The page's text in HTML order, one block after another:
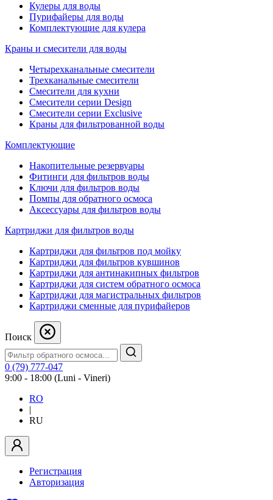
Кулеры для воды
Пурифайеры для воды
Комплектующие для кулера
Краны и смесители для воды
Четырехканальные смесители
Трехканальные смесители
Смесители для кухни
Смесители серии Design
Смесители серии Exclusive
Краны для фильтрованной воды
Комплектующие
Накопительные резервуары
Фитинги для фильтров воды
Ключи для фильтров воды
Помпы для обратного осмоса
Аксессуары для фильтров воды
Картриджи для фильтров воды
Картриджи для фильтров под мойку
Картриджи для фильтров кувшинов
Картриджи для антинакипных фильтров
Картриджи для систем обратного осмоса
Картриджи для магистральных фильтров
Картриджи сменные для пурифайеров
Поиск
0 (79) 777-047
9:00 - 18:00 (Luni - Vineri)
RO
|
RU
Регистрация
Авторизация